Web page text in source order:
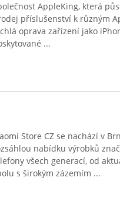
AppleKing, která
příslušenství k různým
oprava zařízení jako
...
Store CZ se nachází v
nabídku výrobků
všech generací, od
s širokým zázemím ...